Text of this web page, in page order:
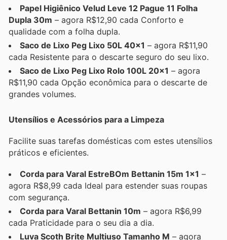
Papel Higiênico Velud Leve 12 Pague 11 Folha
Dupla 30m – agora R$12,90 cada Conforto e
qualidade com a folha dupla.
Saco de Lixo Peg Lixo 50L 40x1 – agora R$11,90
cada Resistente para o descarte seguro do seu lixo.
Saco de Lixo Peg Lixo Rolo 100L 20x1 – agora
R$11,90 cada Opção econômica para o descarte de
grandes volumes.
Utensílios e Acessórios para a Limpeza
Facilite suas tarefas domésticas com estes utensílios
práticos e eficientes.
Corda para Varal EstreBOm Bettanin 15m 1x1 –
agora R$8,99 cada Ideal para estender suas roupas
com segurança.
Corda para Varal Bettanin 10m – agora R$6,99
cada Praticidade para o seu dia a dia.
Luva Scoth Brite Multiuso Tamanho M – agora